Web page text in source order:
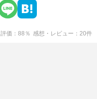
評価 88 ％ 感想・レビュー 20件